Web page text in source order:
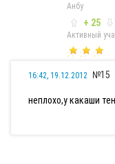
Анбу
+ 25
Активный
16:42, 19.12.2012 №15
неплохо,у какаши